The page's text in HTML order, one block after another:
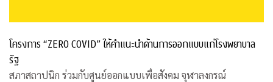
โครงการ “ZERO COVID” ให้คำแนะนำด้านการออกแบบแก่โรงพยาบาล
รัฐ
สภาสถาปนิก ร่วมกับศูนย์ออกแบบเพื่อสังคม จุฬาลงกรณ์